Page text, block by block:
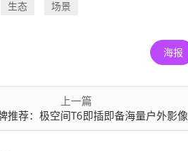
生态 场景
海报
上一篇
极空间T6即插即备海量户外影像，满配接口让数据处理更高效